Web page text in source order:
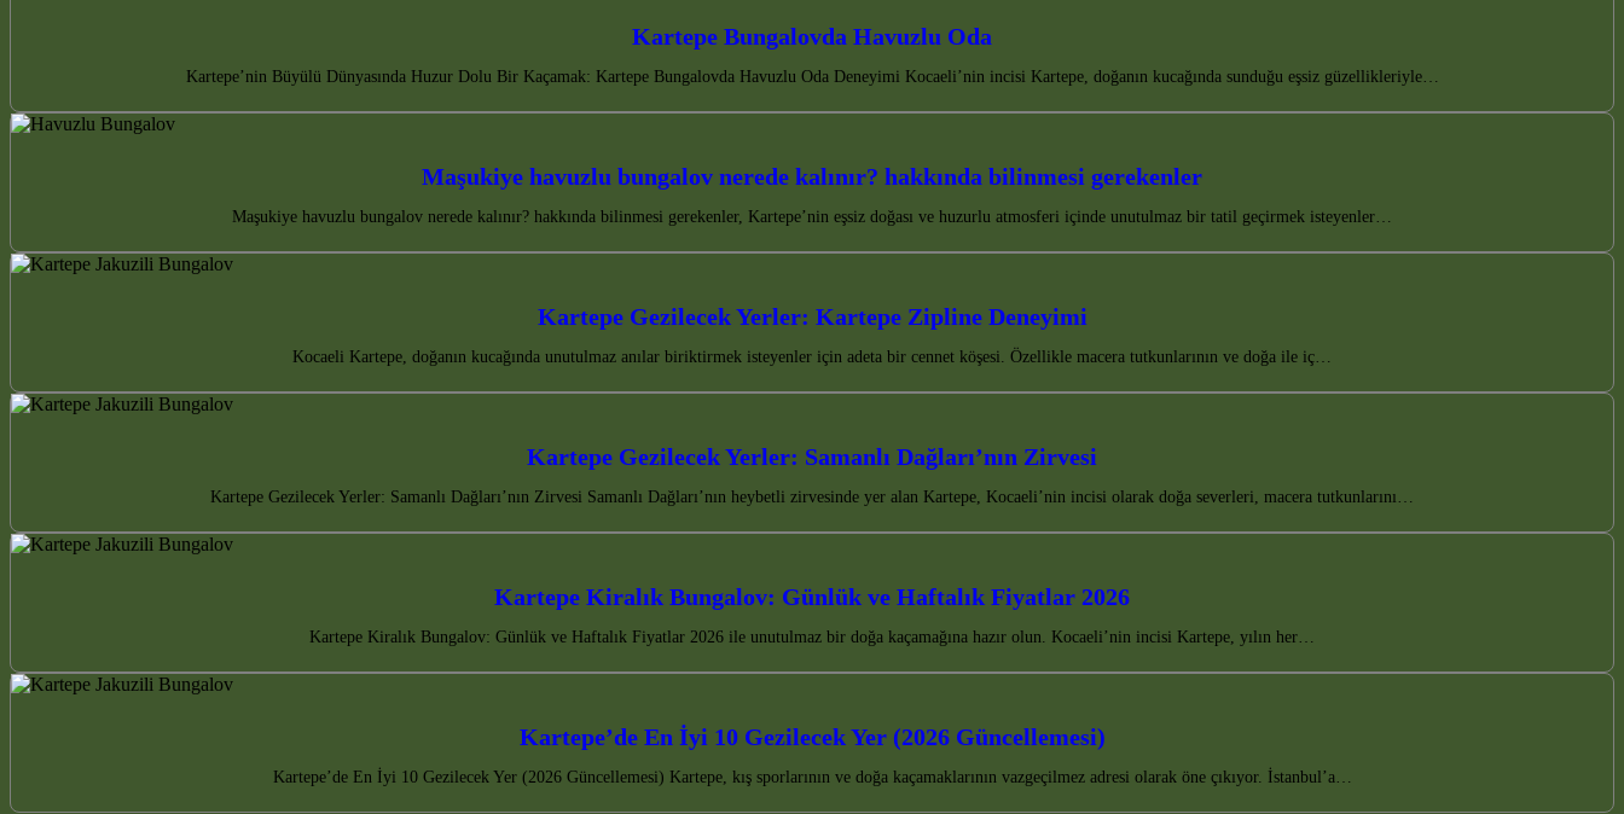
Kartepe Bungalovda Havuzlu Oda
Kartepe’nin Büyülü Dünyasında Huzur Dolu Bir Kaçamak: Kartepe Bungalovda Havuzlu Oda Deneyimi Kocaeli’nin incisi Kartepe, doğanın kucağında sunduğu eşsiz güzellikleriyle…
Maşukiye havuzlu bungalov nerede kalınır? hakkında bilinmesi gerekenler
Maşukiye havuzlu bungalov nerede kalınır? hakkında bilinmesi gerekenler, Kartepe’nin eşsiz doğası ve huzurlu atmosferi içinde unutulmaz bir tatil geçirmek isteyenler…
Kartepe Gezilecek Yerler: Kartepe Zipline Deneyimi
Kocaeli Kartepe, doğanın kucağında unutulmaz anılar biriktirmek isteyenler için adeta bir cennet köşesi. Özellikle macera tutkunlarının ve doğa ile iç…
Kartepe Gezilecek Yerler: Samanlı Dağları’nın Zirvesi
Kartepe Gezilecek Yerler: Samanlı Dağları’nın Zirvesi Samanlı Dağları’nın heybetli zirvesinde yer alan Kartepe, Kocaeli’nin incisi olarak doğa severleri, macera tutkunlarını…
Kartepe Kiralık Bungalov: Günlük ve Haftalık Fiyatlar 2026
Kartepe Kiralık Bungalov: Günlük ve Haftalık Fiyatlar 2026 ile unutulmaz bir doğa kaçamağına hazır olun. Kocaeli’nin incisi Kartepe, yılın her…
Kartepe’de En İyi 10 Gezilecek Yer (2026 Güncellemesi)
Kartepe’de En İyi 10 Gezilecek Yer (2026 Güncellemesi) Kartepe, kış sporlarının ve doğa kaçamaklarının vazgeçilmez adresi olarak öne çıkıyor. İstanbul’a…